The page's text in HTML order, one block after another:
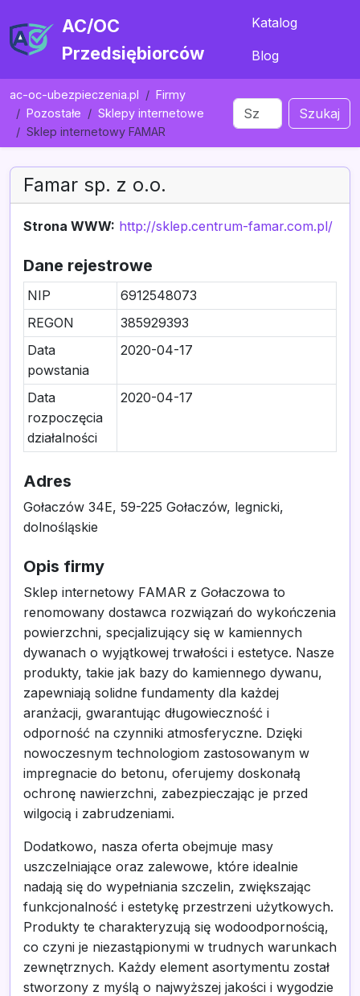
AC/OC
Przedsiębiorców
Katalog
Blog
ac-oc-ubezpieczenia.pl
Firmy
Pozostałe
Sklepy internetowe
Sklep internetowy FAMAR
Szukaj
Famar sp. z o.o.
Strona WWW: http://sklep.centrum-famar.com.pl/
Dane rejestrowe
NIP
6912548073
REGON
385929393
Data
powstania
2020-04-17
Data
rozpoczęcia
działalności
2020-04-17
Adres
Gołaczów 34E, 59-225 Gołaczów, legnicki,
dolnośląskie
Opis firmy
Sklep internetowy FAMAR z Gołaczowa to
renomowany dostawca rozwiązań do wykończenia
powierzchni, specjalizujący się w kamiennych
dywanach o wyjątkowej trwałości i estetyce. Nasze
produkty, takie jak bazy do kamiennego dywanu,
zapewniają solidne fundamenty dla każdej
aranżacji, gwarantując długowieczność i
odporność na czynniki atmosferyczne. Dzięki
nowoczesnym technologiom zastosowanym w
impregnacie do betonu, oferujemy doskonałą
ochronę nawierzchni, zabezpieczając je przed
wilgocią i zabrudzeniami.
Dodatkowo, nasza oferta obejmuje masy
uszczelniające oraz zalewowe, które idealnie
nadają się do wypełniania szczelin, zwiększając
funkcjonalność i estetykę przestrzeni użytkowych.
Produkty te charakteryzują się wodoodpornością,
co czyni je niezastąpionymi w trudnych warunkach
zewnętrznych. Każdy element asortymentu został
stworzony z myślą o najwyższej jakości i wygodzie